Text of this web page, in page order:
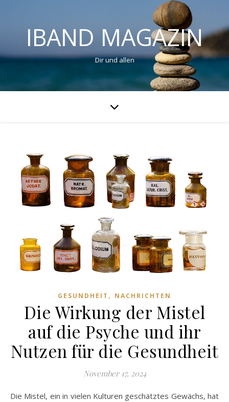
IBAND MAGAZIN
Dir und allen
GESUNDHEIT , NACHRICHTEN
Die Wirkung der Mistel
auf die Psyche und ihr
Nutzen für die Gesundheit
November 17, 2024
Die Mistel, ein in vielen Kulturen geschätztes Gewächs, hat